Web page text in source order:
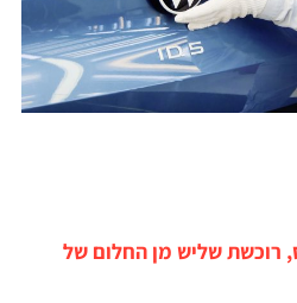
שליש מן החלום של